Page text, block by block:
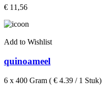
€ 11,56
Add to Wishlist
quinoameel
6 x 400 Gram ( € 4.39 / 1 Stuk)